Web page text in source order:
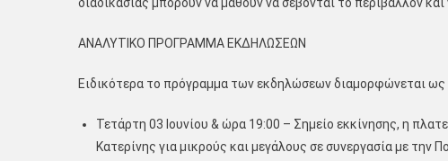
ΑΝΑΛΥΤΙΚΟ ΠΡΟΓΡΑΜΜΑ ΕΚΔΗΛΩΣΕΩΝ
Ειδικότερα το πρόγραμμα των εκδηλώσεων διαμορφώνεται ως
Τετάρτη 03 Ιουνίου & ώρα 19:00 – Σημείο εκκίνησης, η
Κατερίνης για μικρούς και μεγάλους σε συνεργασία με την